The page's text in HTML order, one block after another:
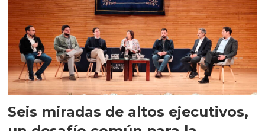
Seis miradas de altos ejecutivos,